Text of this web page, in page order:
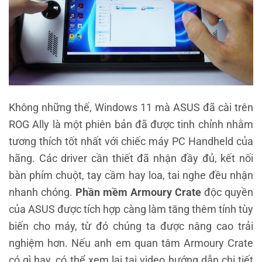
Không những thế, Windows 11 mà ASUS đã cài trên
ROG Ally là một phiên bản đã được tinh chỉnh nhằm
tương thích tốt nhất với chiếc máy PC Handheld của
hãng. Các driver cần thiết đã nhận đầy đủ, kết nối
bàn phím chuột, tay cầm hay loa, tai nghe đều nhận
nhanh chóng. Phần mềm Armoury Crate độc quyền
của ASUS được tích hợp càng làm tăng thêm tính tùy
biến cho máy, từ đó chúng ta được nâng cao trải
nghiệm hơn. Nếu anh em quan tâm Armoury Crate